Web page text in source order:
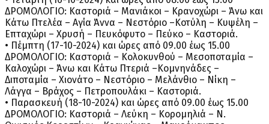
ΔΡΟΜΟΛΟΓΙΟ: Καστοριά – Μανιάκοι – Κρανοχώρι – Άνω και
Κάτω Πτελέα – Αγία Άννα – Νεστόριο –Κοτύλη – Κυψέλη –
Επταχώρι – Χρυσή – Πευκόφυτο – Πεύκο – Καστοριά.
• Πέμπτη (17-10-2024) και ώρες από 09.00 έως 15.00
ΔΡΟΜΟΛΟΓΙΟ: Καστοριά – Κολοκυνθού – Μεσοποταμία –
Καλοχώρι – Άνω και Κάτω Πτεριά –Κομνηνάδες –
Διποταμία – Χιονάτο – Νεστόριο – Μελάνθιο – Νίκη –
Λάγγα – Βράχος – Πετροπουλάκι – Καστοριά.
• Παρασκευή (18-10-2024) και ώρες από 09.00 έως 15.00
ΔΡΟΜΟΛΟΓΙΟ: Καστοριά – Λεύκη – Κορομηλιά – Ν.